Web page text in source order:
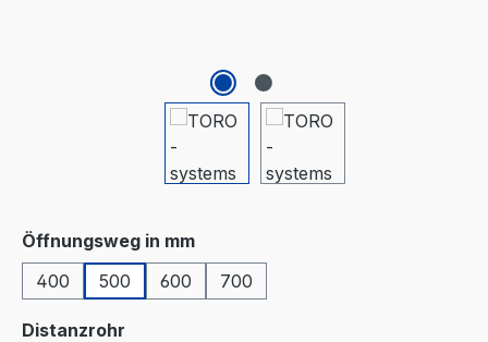
Öffnungsweg in mmauswählen
400
500 600 700
Distanzrohr